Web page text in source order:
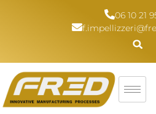
06 10 21